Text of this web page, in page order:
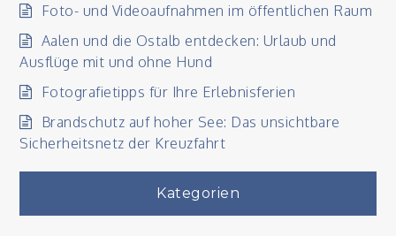
Foto- und Videoaufnahmen im öffentlichen Raum
Aalen und die Ostalb entdecken: Urlaub und
Ausflüge mit und ohne Hund
Fotografietipps für Ihre Erlebnisferien
Brandschutz auf hoher See: Das unsichtbare
Sicherheitsnetz der Kreuzfahrt
Kategorien